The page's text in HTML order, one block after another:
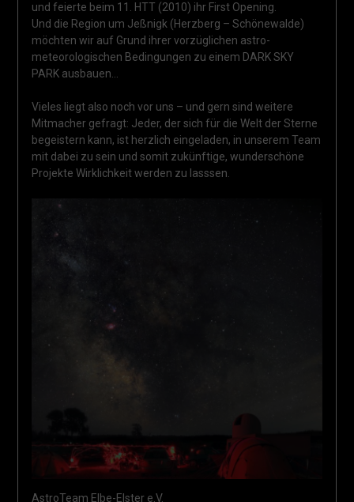
und feierte beim 11. HTT (2010) ihr First Opening.
Und die Region um Jeßnigk (Herzberg – Schönewalde)
möchten wir auf Grund ihrer vorzüglichen astro-
meteorologischen Bedingungen zu einem DARK SKY
PARK ausbauen…
Vieles liegt also noch vor uns – und gern sind weitere
Mitmacher gefragt: Jeder, der sich für die Welt der Sterne
begeistern kann, ist herzlich eingeladen, in unserem Team
mit dabei zu sein und somit zukünftige, wunderschöne
Projekte Wirklichkeit werden zu lasssen.
AstroTeam Elbe-Elster e.V.